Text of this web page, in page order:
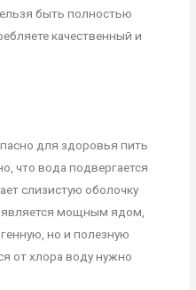
быть полностью
качественный и
для здоровья пить
что вода подвергается
слизистую оболочку
является мощным ядом,
но и полезную
от хлора воду нужно